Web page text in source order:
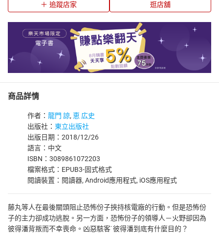
追蹤店家 逛店舖
商品詳情
作者： 龍門 諒, 恵 広史
出版社： 東立出版社
出版日期：2018/12/26
語言：中文
ISBN：3089861072203
檔案格式：EPUB3-固式格式
閱讀裝置：閱讀器, Android應用程式, iOS應用程式
藤丸等人在最後關頭阻止恐怖份子挾持核電廠的行動。但是恐怖份
子的主力卻成功逃脫。另一方面，恐怖份子的領導人－火野卻因為
彼得潘背叛而不幸喪命。凶惡駭客˙彼得潘到底有什麼目的？